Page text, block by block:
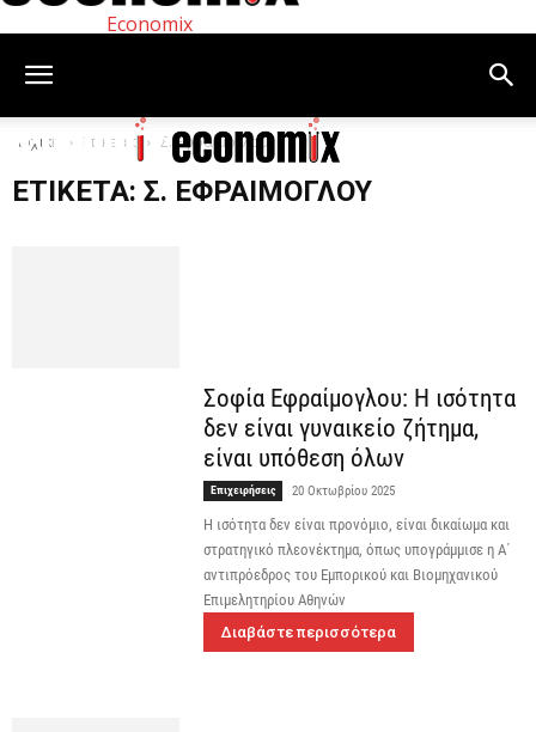
Economix
Αρχική Ετικέτες Σ. Εφραίμογλου
ΕΤΙΚΈΤΑ: Σ. ΕΦΡΑΊΜΟΓΛΟΥ
Σοφία Εφραίμογλου: Η ισότητα
δεν είναι γυναικείο ζήτημα,
είναι υπόθεση όλων
Επιχειρήσεις 20 Οκτωβρίου 2025
Η ισότητα δεν είναι προνόμιο, είναι δικαίωμα και
στρατηγικό πλεονέκτημα, όπως υπογράμμισε η Α΄
αντιπρόεδρος του Εμπορικού και Βιομηχανικού
Επιμελητηρίου Αθηνών
Διαβάστε περισσότερα